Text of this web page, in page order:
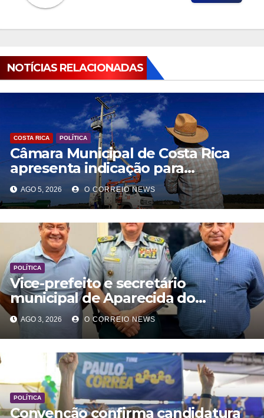
NOTÍCIAS RELACIONADAS
COSTA RICA POLÍTICA
Câmara Municipal de Costa Rica
apresenta indicação para
modernização da rede elétrica
rural
AGO 5, 2026 O CORREIO NEWS
POLÍTICA
Vice-prefeito e secretário
municipal de Aparecida do
Taboado reuniram com comanda
Geral da PM
AGO 3, 2026 O CORREIO NEWS
POLÍTICA
Convenção confirma candidatura